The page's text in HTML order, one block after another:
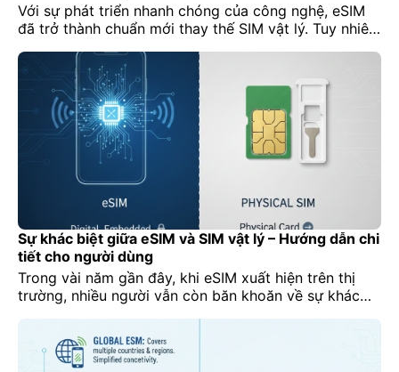
Với sự phát triển nhanh chóng của công nghệ, eSIM
đã trở thành chuẩn mới thay thế SIM vật lý. Tuy nhiên,
eSIM trên điện thoại iPhone hay Android. Bài viết này
sẽ hướng dẫn bạn từng bước, chi tiết, kèm mẹo để
eSIM hoạt […]
Sự khác biệt giữa eSIM và SIM vật lý – Hướng dẫn chi
tiết cho người dùng
Trong vài năm gần đây, khi eSIM xuất hiện trên thị
trường, nhiều người vẫn còn băn khoăn về sự khác
thoại, công tác, du lịch hay nhu cầu sử dụng dữ […]